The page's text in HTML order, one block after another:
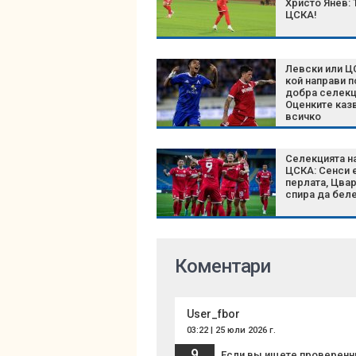
Христо Янев:
ЦСКА!
Левски или
кой направи
добра
Оценките
всичко
Селекцията
ЦСКА: Сенси
перлата,
спира да
Коментари
User_fbor
03:22 | 25 юли 2026 г.